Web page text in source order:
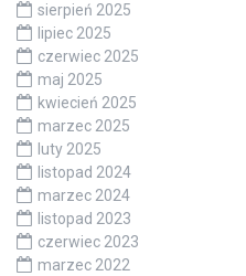
sierpień 2025
lipiec 2025
czerwiec 2025
maj 2025
kwiecień 2025
marzec 2025
luty 2025
listopad 2024
marzec 2024
listopad 2023
czerwiec 2023
marzec 2022